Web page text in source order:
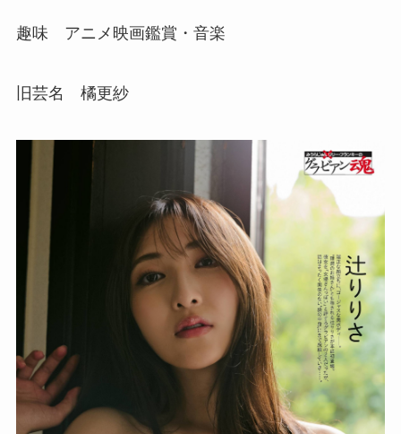
趣味 アニメ映画鑑賞・音楽
旧芸名 橘更紗